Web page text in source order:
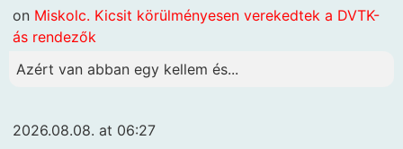
on Miskolc. Kicsit körülményesen verekedtek a DVTK-
ás rendezők
Azért van abban egy kellem és...
2026.08.08. at 06:27